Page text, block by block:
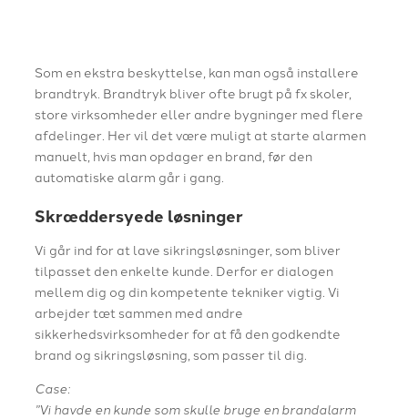
Som en ekstra beskyttelse, kan man også installere
brandtryk. Brandtryk bliver ofte brugt på fx skoler,
store virksomheder eller andre bygninger med flere
afdelinger. Her vil det være muligt at starte alarmen
manuelt, hvis man opdager en brand, før den
automatiske alarm går i gang.
Skræddersyede løsninger
Vi går ind for at lave sikringsløsninger, som bliver
tilpasset den enkelte kunde. Derfor er dialogen
mellem dig og din kompetente tekniker vigtig. Vi
arbejder tæt sammen med andre
sikkerhedsvirksomheder for at få den godkendte
brand og sikringsløsning, som passer til dig.
Case:
”Vi havde en kunde som skulle bruge en brandalarm